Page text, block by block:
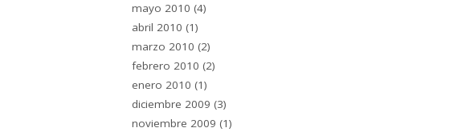
mayo 2010 (4)
abril 2010 (1)
marzo 2010 (2)
febrero 2010 (2)
enero 2010 (1)
diciembre 2009 (3)
noviembre 2009 (1)